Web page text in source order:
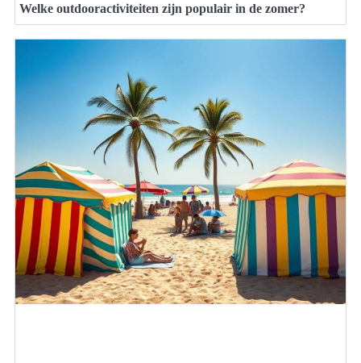
Welke outdooractiviteiten zijn populair in de zomer?